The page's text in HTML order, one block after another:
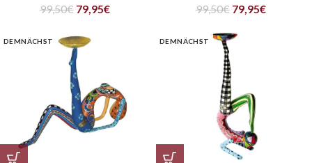
99,50€ 79,95€ 99,50€ 79,95€
DEMNÄCHST DEMNÄCHST